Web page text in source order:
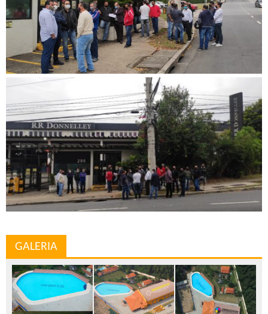
GALERIA